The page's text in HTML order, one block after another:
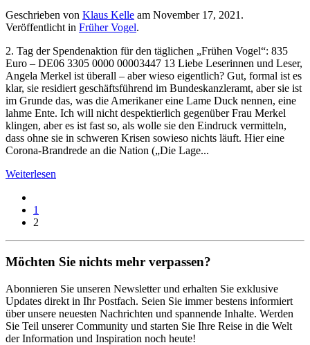
Geschrieben von Klaus Kelle am November 17, 2021 .
Veröffentlicht in Früher Vogel.
2. Tag der Spendenaktion für den täglichen „Frühen Vogel“: 835
Euro – DE06 3305 0000 00003447 13 Liebe Leserinnen und Leser,
Angela Merkel ist überall – aber wieso eigentlich? Gut, formal ist es
klar, sie residiert geschäftsführend im Bundeskanzleramt, aber sie ist
im Grunde das, was die Amerikaner eine Lame Duck nennen, eine
lahme Ente. Ich will nicht despektierlich gegenüber Frau Merkel
klingen, aber es ist fast so, als wolle sie den Eindruck vermitteln,
dass ohne sie in schweren Krisen sowieso nichts läuft. Hier eine
Corona-Brandrede an die Nation („Die Lage...
Weiterlesen
1
2
Möchten Sie nichts mehr verpassen?
Abonnieren Sie unseren Newsletter und erhalten Sie exklusive
Updates direkt in Ihr Postfach. Seien Sie immer bestens informiert
über unsere neuesten Nachrichten und spannende Inhalte. Werden
Sie Teil unserer Community und starten Sie Ihre Reise in die Welt
der Information und Inspiration noch heute!